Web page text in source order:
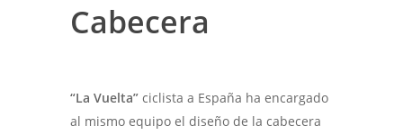
Cabecera
“La Vuelta” ciclista a España ha encargado
al mismo equipo el diseño de la cabecera